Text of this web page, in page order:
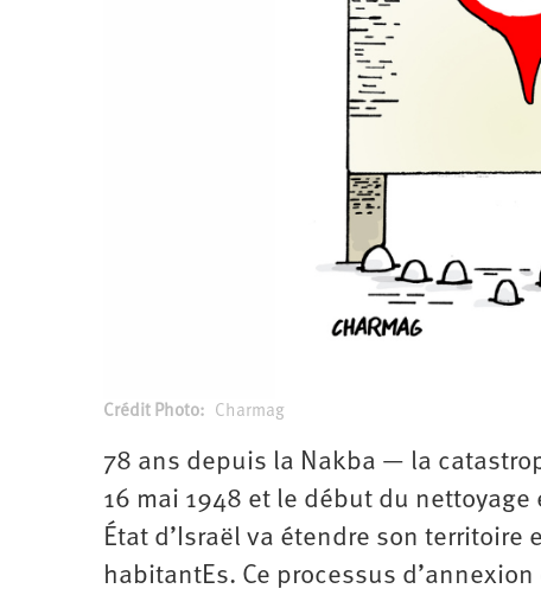
Amérique
Europe
Océanie
Crédit Photo Charmag
78 ans depuis la Nakba — la
16 mai 1948 et le début du
État d’Israël va étendre son
habitantEs. Ce processus